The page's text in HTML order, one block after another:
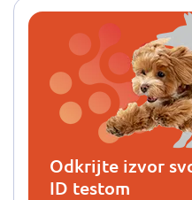
Odkrijte izvor
ID testom